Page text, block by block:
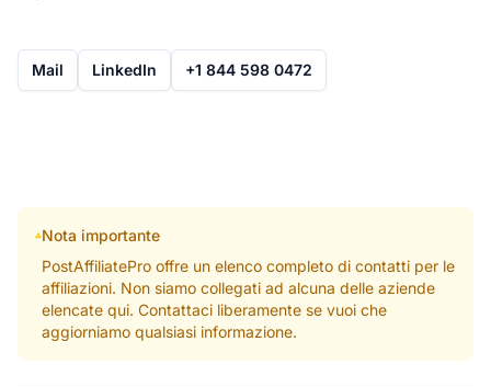
Mail LinkedIn +1 844 598 0472
Nota importante
PostAffiliatePro offre un elenco completo di contatti per le
affiliazioni. Non siamo collegati ad alcuna delle aziende
elencate qui. Contattaci liberamente se vuoi che
aggiorniamo qualsiasi informazione.